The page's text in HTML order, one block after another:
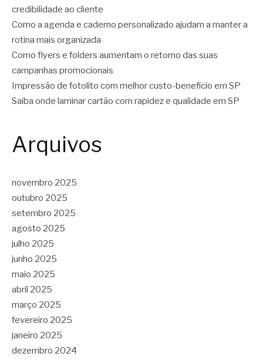
credibilidade ao cliente
Como a agenda e caderno personalizado ajudam a manter a
rotina mais organizada
Como flyers e folders aumentam o retorno das suas
campanhas promocionais
Impressão de fotolito com melhor custo-benefício em SP
Saiba onde laminar cartão com rapidez e qualidade em SP
Arquivos
novembro 2025
outubro 2025
setembro 2025
agosto 2025
julho 2025
junho 2025
maio 2025
abril 2025
março 2025
fevereiro 2025
janeiro 2025
dezembro 2024